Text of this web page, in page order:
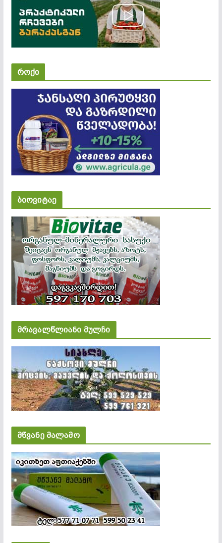
როქი
ბიოვიტაე
მრავალწლიანი მულჩი
მწვანე მალამო